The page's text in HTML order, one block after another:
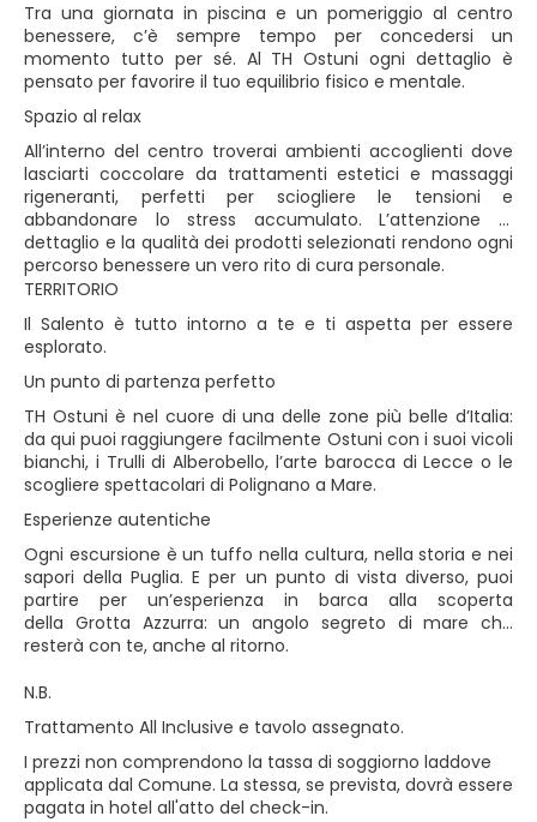
Tra una giornata in piscina e un pomeriggio al centro
benessere, c’è sempre tempo per concedersi un
momento tutto per sé. Al TH Ostuni ogni dettaglio è
pensato per favorire il tuo equilibrio fisico e mentale.
Spazio al relax
All’interno del centro troverai ambienti accoglienti dove
lasciarti coccolare da trattamenti estetici e massaggi
rigeneranti, perfetti per sciogliere le tensioni e
abbandonare lo stress accumulato. L’attenzione al
dettaglio e la qualità dei prodotti selezionati rendono ogni
percorso benessere un vero rito di cura personale.
TERRITORIO
Il Salento è tutto intorno a te e ti aspetta per essere
esplorato.
Un punto di partenza perfetto
TH Ostuni è nel cuore di una delle zone più belle d’Italia:
da qui puoi raggiungere facilmente Ostuni con i suoi vicoli
bianchi, i Trulli di Alberobello, l’arte barocca di Lecce o le
scogliere spettacolari di Polignano a Mare.
Esperienze autentiche
Ogni escursione è un tuffo nella cultura, nella storia e nei
sapori della Puglia. E per un punto di vista diverso, puoi
partire per un’esperienza in barca alla scoperta
della Grotta Azzurra: un angolo segreto di mare che
resterà con te, anche al ritorno.
N.B.
Trattamento All Inclusive e tavolo assegnato.
I prezzi non comprendono la tassa di soggiorno laddove
applicata dal Comune. La stessa, se prevista, dovrà essere
pagata in hotel all'atto del check-in.